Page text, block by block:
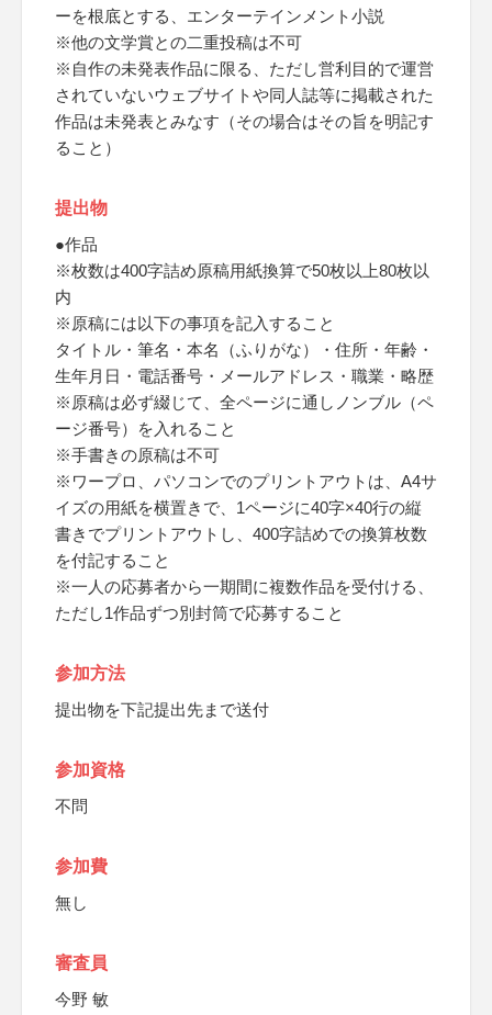
ーを根底とする、エンターテインメント小説
※他の文学賞との二重投稿は不可
※自作の未発表作品に限る、ただし営利目的で運営
されていないウェブサイトや同人誌等に掲載された
作品は未発表とみなす（その場合はその旨を明記す
ること）
提出物
●作品
※枚数は400字詰め原稿用紙換算で50枚以上80枚以
内
※原稿には以下の事項を記入すること
タイトル・筆名・本名（ふりがな）・住所・年齢・
生年月日・電話番号・メールアドレス・職業・略歴
※原稿は必ず綴じて、全ページに通しノンブル（ペ
ージ番号）を入れること
※手書きの原稿は不可
※ワープロ、パソコンでのプリントアウトは、A4サ
イズの用紙を横置きで、1ページに40字×40行の縦
書きでプリントアウトし、400字詰めでの換算枚数
を付記すること
※一人の応募者から一期間に複数作品を受付ける、
ただし1作品ずつ別封筒で応募すること
参加方法
提出物を下記提出先まで送付
参加資格
不問
参加費
無し
審査員
今野 敏